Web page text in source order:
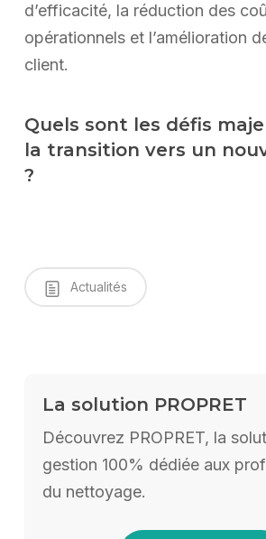
d’efficacité, la réduction des
opérationnels et l’amélioration
client.
Quels sont les défis
la transition vers un
?
Actualités
La solution PROPRET
Découvrez PROPRET, la
gestion 100% dédiée aux
du nettoyage.